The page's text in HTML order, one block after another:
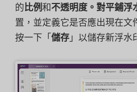
的比例和不透明度。對平鋪浮
置，並定義它是否應出現在文
按一下「 儲存 」以儲存新浮水